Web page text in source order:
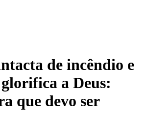
de incêndio e
a Deus:
que devo ser